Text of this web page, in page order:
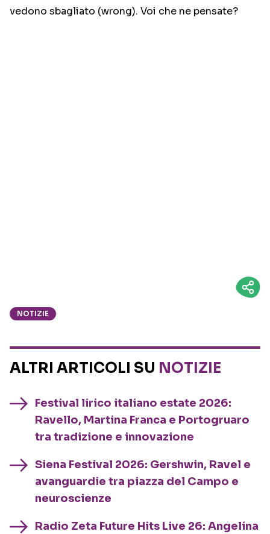
vedono sbagliato (wrong). Voi che ne pensate?
NOTIZIE
ALTRI ARTICOLI SU NOTIZIE
Festival lirico italiano estate 2026:
Ravello, Martina Franca e Portogruaro
tra tradizione e innovazione
Siena Festival 2026: Gershwin, Ravel e
avanguardie tra piazza del Campo e
neuroscienze
Radio Zeta Future Hits Live 26: Angelina